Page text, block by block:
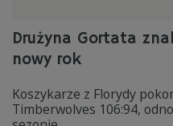
Drużyna Gortata
nowy rok
Koszykarze z Florydy
Timberwolves 106:94,